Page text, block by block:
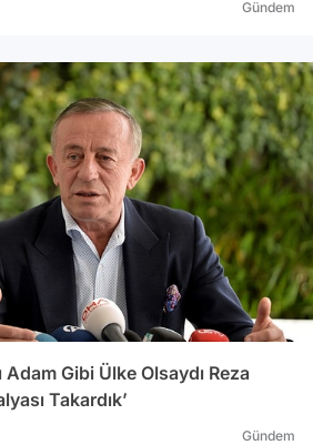
Gündem
Gibi Ülke Olsaydı Reza
Takardık’
Gündem